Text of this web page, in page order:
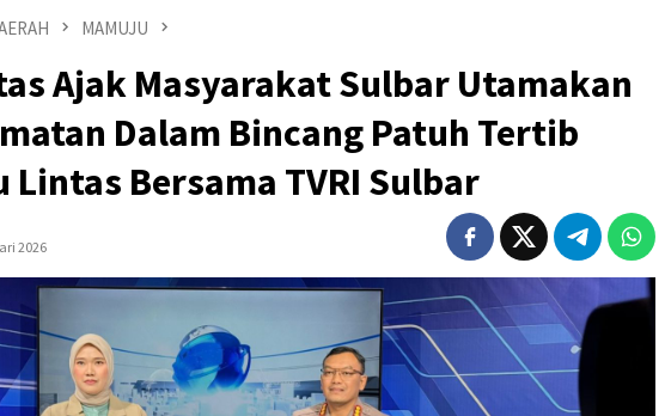
MAMUJU
Ajak Masyarakat Sulbar Utamakan
Dalam Bincang Patuh Tertib
Lintas Bersama TVRI Sulbar
2026